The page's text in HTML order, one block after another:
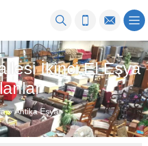
İkinci El Eşya
»Antika Eşya